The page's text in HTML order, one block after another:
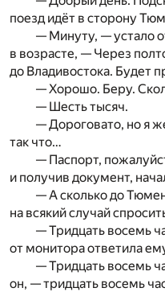
поезд идёт в сторону
— Минуту, — устало
в возрасте, — Через
до Владивостока. Будет
— Хорошо. Беру.
— Шесть тысяч.
— Дороговато, но я
так что…
— Паспорт,
и получив документ,
— А сколько до
на всякий случай
— Тридцать восемь
от монитора ответила
— Тридцать восемь
он, — тридцать восемь